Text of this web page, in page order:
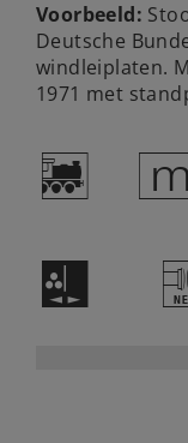
Voorbeeld:
Deutsche
windleiplaten.
1971 met
(
H